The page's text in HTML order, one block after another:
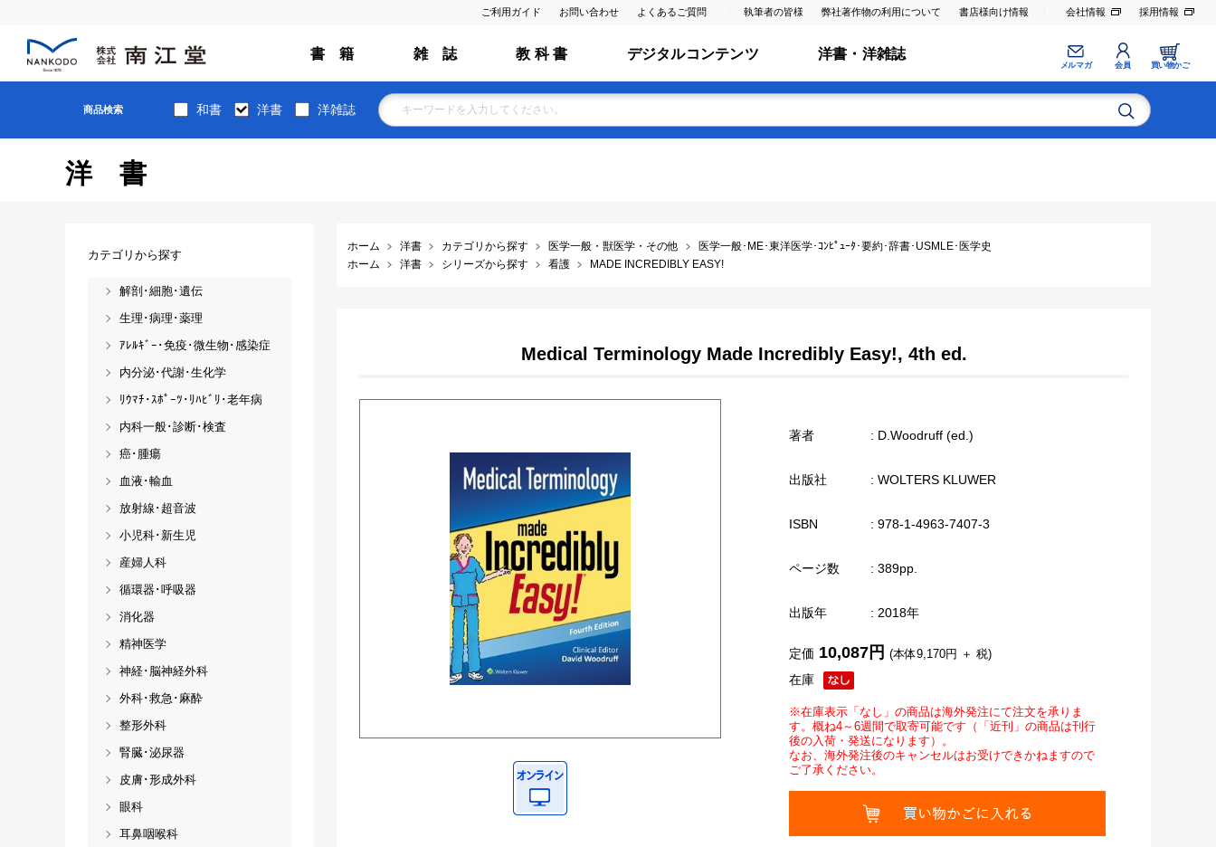
ご利用ガイド お問い合わせ よくあるご質問 執筆者の皆様 弊社著作物の利用について 書店様向け情報 会社情報 採用情報
書 籍 雑 誌 教 科 書 デジタルコンテンツ 洋書・洋雑誌
メルマガ 会員 買い物かご
商品検索 和書 洋書 洋雑誌
洋書
ホーム 洋書 カテゴリから探す 医学一般・獣医学・その他
医学一般･ME･東洋医学･ｺﾝﾋﾟｭｰﾀ･要約･辞書･USMLE･医学史
ホーム
洋書 シリーズから探す 看護 MADE INCREDIBLY EASY!
Medical Terminology Made Incredibly Easy!, 4th ed.
著者 : D.Woodruff (ed.)
出版社 : WOLTERS KLUWER
ISBN : 978-1-4963-7407-3
ページ数 : 389pp.
出版年 : 2018年
在庫
定価 10,087円 (本体9,170円 ＋ 税)
※在庫表示「なし」の商品は海外発注にて注文を承りま
す。概ね4～6週間で取寄可能です（「近刊」の商品は刊行
後の入荷・発送になります）。
なお、海外発注後のキャンセルはお受けできかねますので
ご了承ください。
カテゴリから探す
解剖･細胞･遺伝
生理･病理･薬理
ｱﾚﾙｷﾞｰ･免疫･微生物･感染症
内分泌･代謝･生化学
ﾘｳﾏﾁ･ｽﾎﾟｰﾂ･ﾘﾊﾋﾞﾘ･老年病
内科一般･診断･検査
癌･腫瘍
血液･輸血
放射線･超音波
小児科･新生児
産婦人科
循環器･呼吸器
消化器
精神医学
神経･脳神経外科
外科･救急･麻酔
整形外科
腎臓･泌尿器
皮膚･形成外科
眼科
耳鼻咽喉科